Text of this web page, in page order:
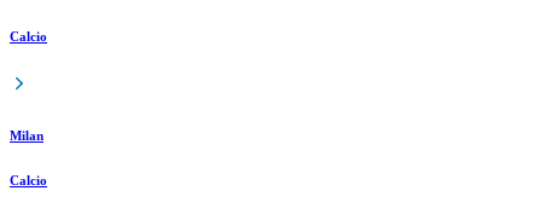
Calcio
Milan
Calcio